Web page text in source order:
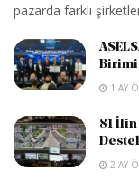
pazarda farklı
Birimi
1 AY
81 İlin
2 AY